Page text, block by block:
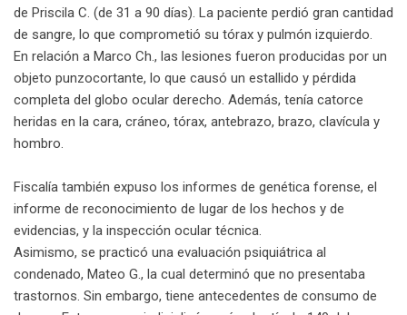
de Priscila C. (de 31 a 90 días). La paciente perdió gran cantidad
de sangre, lo que comprometió su tórax y pulmón izquierdo.
En relación a Marco Ch., las lesiones fueron producidas por un
objeto punzocortante, lo que causó un estallido y pérdida
completa del globo ocular derecho. Además, tenía catorce
heridas en la cara, cráneo, tórax, antebrazo, brazo, clavícula y
hombro.
Fiscalía también expuso los informes de genética forense, el
informe de reconocimiento de lugar de los hechos y de
evidencias, y la inspección ocular técnica.
Asimismo, se practicó una evaluación psiquiátrica al
condenado, Mateo G., la cual determinó que no presentaba
trastornos. Sin embargo, tiene antecedentes de consumo de